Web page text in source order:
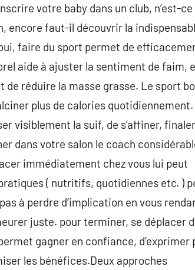
votre baby dans un club, n’est-ce
encore faut-il découvrir la
faire du sport permet de
aide à ajuster la sentiment de faim,
de réduire la masse grasse. Le sport
plus de calories quotidiennement.
visiblement la suif, de s’affiner,
dans votre salon le coach
immédiatement chez vous lui peut
( nutritifs, quotidiennes etc. )
à perdre d’implication en vous
juste. pour terminer, se déplacer
gagner en confiance, d’exprimer
les bénéfices.Deux approches